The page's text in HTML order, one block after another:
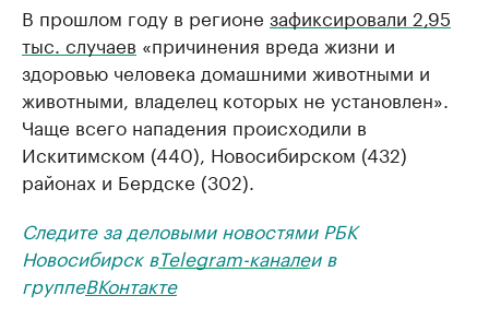
В прошлом году в регионе зафиксировали 2,95
тыс. случаев «причинения вреда жизни и
здоровью человека домашними животными и
животными, владелец которых не установлен».
Чаще всего нападения происходили в
Искитимском (440), Новосибирском (432)
районах и Бердске (302).
Следите за деловыми новостями РБК
Новосибирск вTelegram-каналеи в
группеВКонтакте